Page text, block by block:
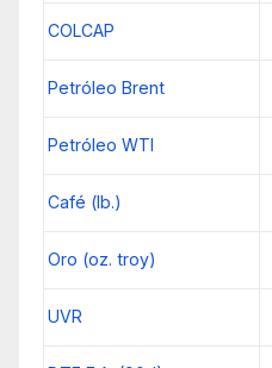
COLCAP
Petróleo Brent
Petróleo WTI
Café (lb.)
Oro (oz. troy)
UVR